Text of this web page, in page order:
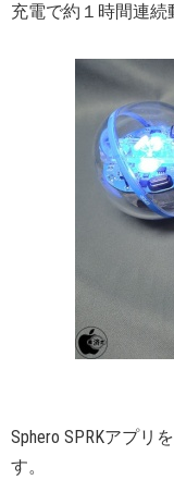
充電で約１時間連続
Sphero SPRKアプリ
す。